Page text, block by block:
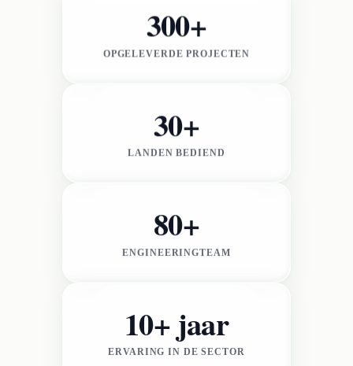
300+
OPGELEVERDE PROJECTEN
30+
LANDEN BEDIEND
80+
ENGINEERINGTEAM
10+ jaar
ERVARING IN DE SECTOR